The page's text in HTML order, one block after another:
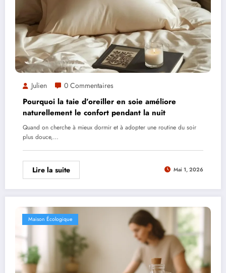
Julien 0 Commentaires
Pourquoi la taie d’oreiller en soie améliore
naturellement le confort pendant la nuit
Quand on cherche à mieux dormir et à adopter une routine du soir
plus douce,…
Lire la suite Mai 1, 2026
Maison Écologique